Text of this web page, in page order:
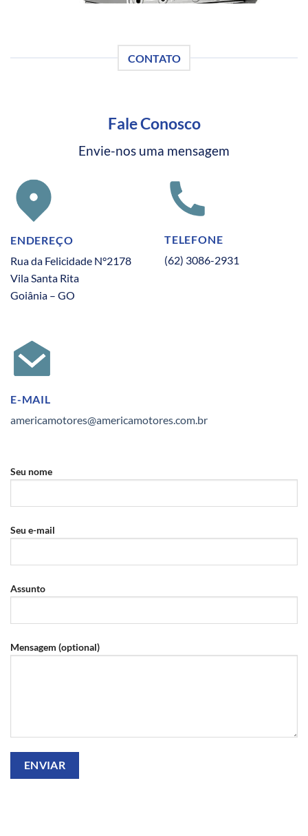
CONTATO
Fale Conosco
Envie-nos uma mensagem
ENDEREÇO
Rua da Felicidade N°2178
Vila Santa Rita
Goiânia – GO
TELEFONE
(62) 3086-2931
E-MAIL
americamotores@americamotores.com.br
Seu nome
Seu e-mail
Assunto
Mensagem (optional)